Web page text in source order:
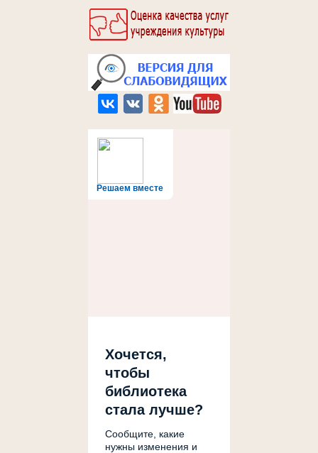
Решаем вместе
Хочется,
чтобы
библиотека
стала лучше?
Сообщите, какие
нужны изменения и